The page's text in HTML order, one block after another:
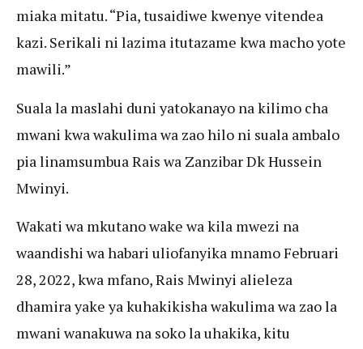
miaka mitatu. “Pia, tusaidiwe kwenye vitendea
kazi. Serikali ni lazima itutazame kwa macho yote
mawili.”
Suala la maslahi duni yatokanayo na kilimo cha
mwani kwa wakulima wa zao hilo ni suala ambalo
pia linamsumbua Rais wa Zanzibar Dk Hussein
Mwinyi.
Wakati wa mkutano wake wa kila mwezi na
waandishi wa habari uliofanyika mnamo Februari
28, 2022, kwa mfano, Rais Mwinyi alieleza
dhamira yake ya kuhakikisha wakulima wa zao la
mwani wanakuwa na soko la uhakika, kitu